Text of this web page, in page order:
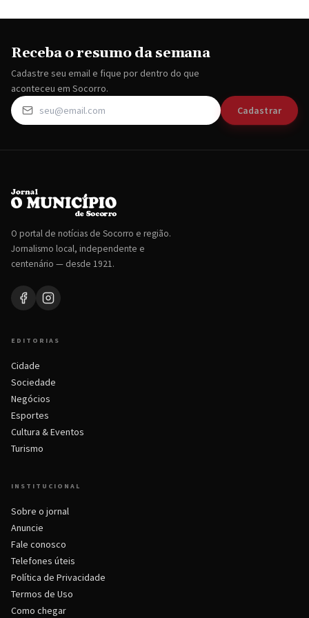
Receba o resumo da semana
Cadastre seu email e fique por dentro do que
aconteceu em Socorro.
Cadastrar
O portal de notícias de Socorro e região.
Jornalismo local, independente e
centenário — desde 1921.
EDITORIAS
Cidade
Sociedade
Negócios
Esportes
Cultura & Eventos
Turismo
INSTITUCIONAL
Sobre o jornal
Anuncie
Fale conosco
Telefones úteis
Política de Privacidade
Termos de Uso
Como chegar